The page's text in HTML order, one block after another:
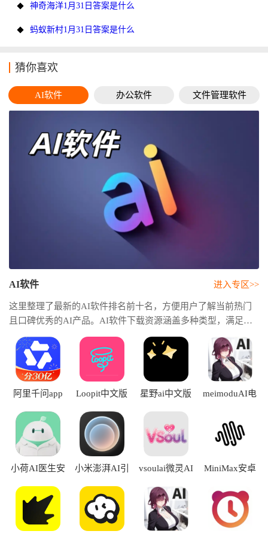
神奇海洋1月31日答案是什么
蚂蚁新村1月31日答案是什么
猜你喜欢
AI软件 办公软件 文件管理软件
AI软件
这里整理了最新的AI软件排名前十名，方便用户了解当前热门
且口碑优秀的AI产品。AI软件下载资源涵盖多种类型，满足不
同用户的使用需求。AI软件免费使用的优质工具，让用户无需
高额成本即可体验人工智能带来的便捷与高效，轻松开启智能
创作与办公新体验。
进入专区>>
阿里千问app Loopit中文版 星野ai中文版
meimoduAI电
小荷AI医生安
小米澎湃AI引
vsoulai微灵AI
MiniMax安卓